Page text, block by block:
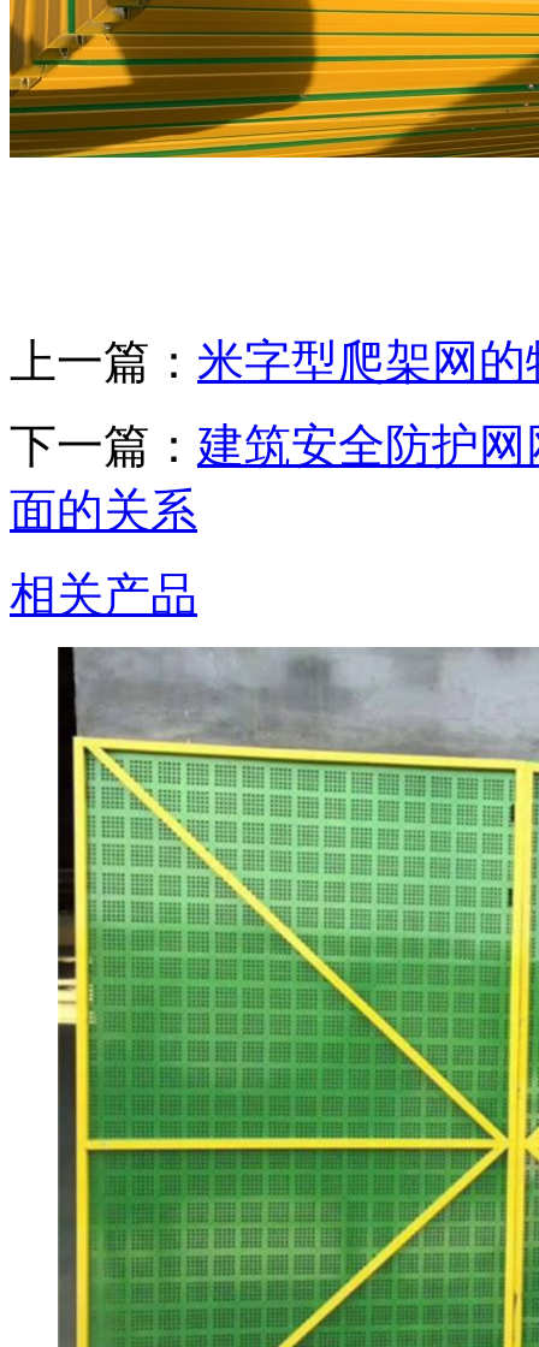
上一篇： 米字型爬架网
下一篇： 建筑安全防护
面的关系
相关产品